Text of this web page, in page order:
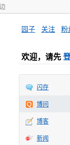
园子 关注 粉
欢迎，请先
闪存
博问
博客
新闻